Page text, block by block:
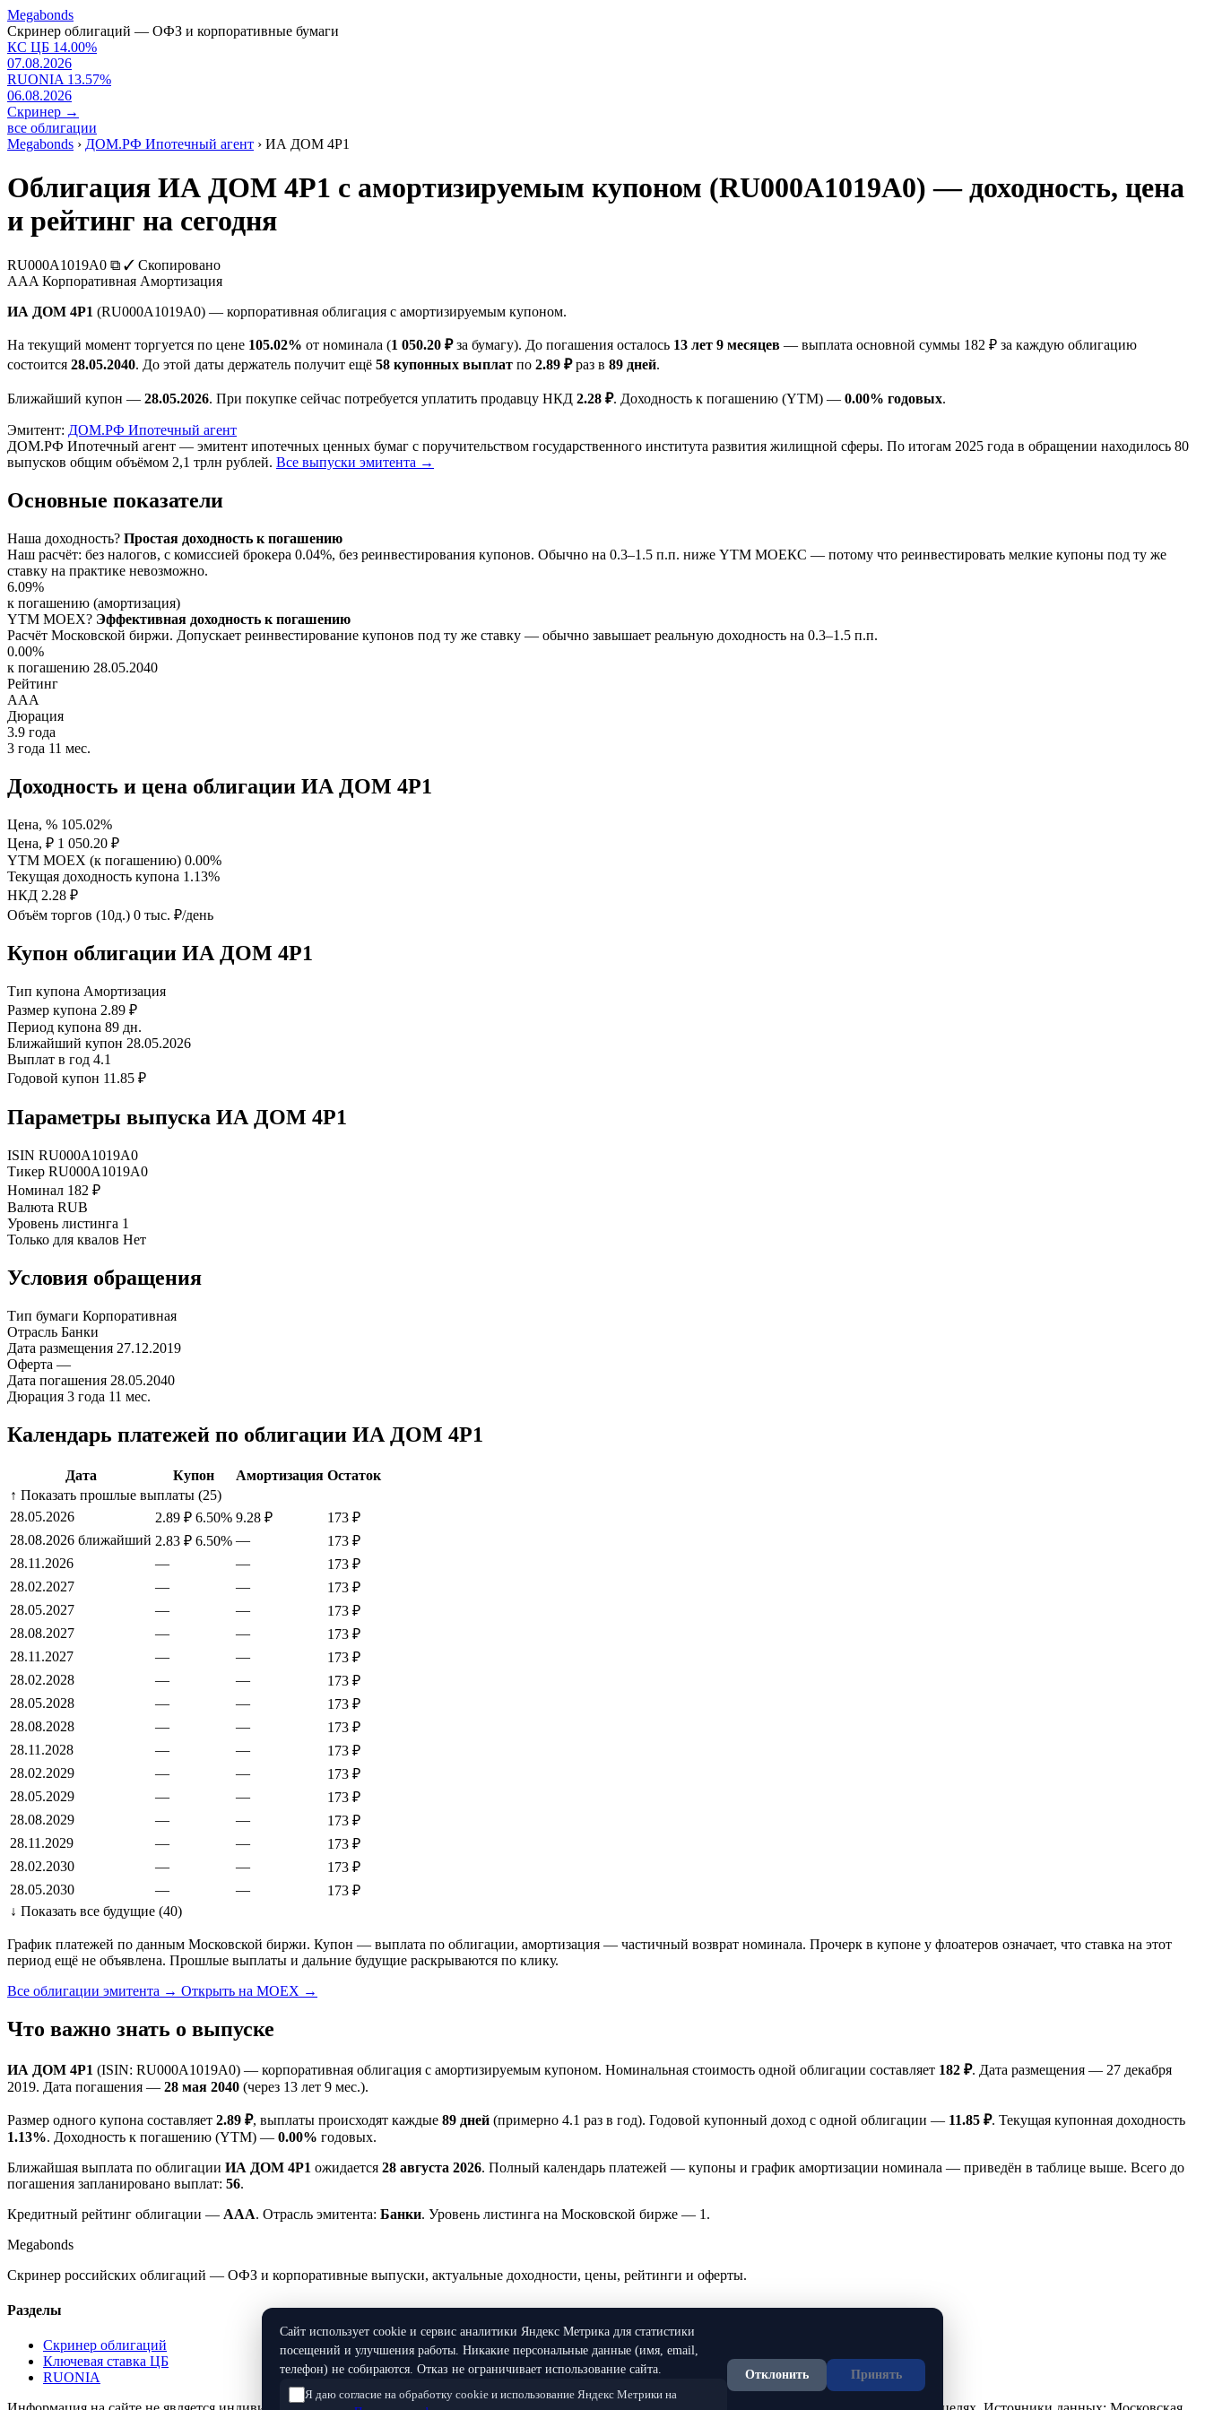
Megabonds
Скринер облигаций — ОФЗ и корпоративные бумаги
КС ЦБ 14.00%
07.08.2026
RUONIA 13.57%
06.08.2026
Скринер →
все облигации
Megabonds › ДОМ.РФ Ипотечный агент › ИА ДОМ 4P1
Облигация ИА ДОМ 4P1 с амортизируемым купоном (RU000A1019A0) — доходность, цена
и рейтинг на сегодня
RU000A1019A0 ⧉ ✓ Скопировано
AAA Корпоративная Амортизация
ИА ДОМ 4P1 (RU000A1019A0) — корпоративная облигация с амортизируемым купоном.
На текущий момент торгуется по цене 105.02% от номинала (1 050.20 ₽за бумагу). До погашения осталось 13 лет 9 месяцев — выплата основной суммы 182 ₽ за каждую облигацию
состоится 28.05.2040. До этой даты держатель получит ещё 58 купонных выплат по 2.89 ₽раз в 89 дней.
Ближайший купон — 28.05.2026. При покупке сейчас потребуется уплатить продавцу НКД 2.28 ₽. Доходность к погашению (YTM) — 0.00% годовых.
Эмитент: ДОМ.РФ Ипотечный агент
ДОМ.РФ Ипотечный агент — эмитент ипотечных ценных бумаг с поручительством государственного института развития жилищной сферы. По итогам 2025 года в обращении находилось 80
выпусков общим объёмом 2,1 трлн рублей. Все выпуски эмитента →
Основные показатели
Наша доходность? Простая доходность к погашению
Наш расчёт: без налогов, с комиссией брокера 0.04%, без реинвестирования купонов. Обычно на 0.3–1.5 п.п. ниже YTM МОЕКС — потому что реинвестировать мелкие купоны под ту же
ставку на практике невозможно.
6.09%
к погашению (амортизация)
YTM MOEX? Эффективная доходность к погашению
Расчёт Московской биржи. Допускает реинвестирование купонов под ту же ставку — обычно завышает реальную доходность на 0.3–1.5 п.п.
0.00%
к погашению 28.05.2040
Рейтинг
AAA
Дюрация
3.9 года
3 года 11 мес.
Доходность и цена облигации ИА ДОМ 4P1
Цена, % 105.02%
Цена, ₽ 1 050.20 ₽
YTM MOEX (к погашению) 0.00%
Текущая доходность купона 1.13%
НКД 2.28 ₽
Объём торгов (10д.) 0 тыс. ₽/день
Купон облигации ИА ДОМ 4P1
Тип купона Амортизация
Размер купона 2.89 ₽
Период купона 89 дн.
Ближайший купон 28.05.2026
Выплат в год 4.1
Годовой купон 11.85 ₽
Параметры выпуска ИА ДОМ 4P1
ISIN RU000A1019A0
Тикер RU000A1019A0
Номинал 182 ₽
Валюта RUB
Уровень листинга 1
Только для квалов Нет
Условия обращения
Тип бумаги Корпоративная
Отрасль Банки
Дата размещения 27.12.2019
Оферта —
Дата погашения 28.05.2040
Дюрация 3 года 11 мес.
Календарь платежей по облигации ИА ДОМ 4P1
Дата Купон Амортизация Остаток
↑ Показать прошлые выплаты (25)
28.05.2026
2.89 ₽ 6.50% 9.28 ₽
173 ₽
28.08.2026 ближайший 2.83 ₽ 6.50% —
173 ₽
28.11.2026
— —
173 ₽
28.02.2027
— —
173 ₽
28.05.2027
— —
173 ₽
28.08.2027
— —
173 ₽
28.11.2027
— —
173 ₽
28.02.2028
— —
173 ₽
28.05.2028
— —
173 ₽
28.08.2028
— —
173 ₽
28.11.2028
— —
173 ₽
28.02.2029
— —
173 ₽
28.05.2029
— —
173 ₽
28.08.2029
— —
173 ₽
28.11.2029
— —
173 ₽
28.02.2030
— —
173 ₽
28.05.2030
— —
173 ₽
↓ Показать все будущие (40)
График платежей по данным Московской биржи. Купон — выплата по облигации, амортизация — частичный возврат номинала. Прочерк в купоне у флоатеров означает, что ставка на этот
период ещё не объявлена. Прошлые выплаты и дальние будущие раскрываются по клику.
Все облигации эмитента → Открыть на MOEX →
Что важно знать о выпуске
ИА ДОМ 4P1 (ISIN: RU000A1019A0) — корпоративная облигация с амортизируемым купоном. Номинальная стоимость одной облигации составляет 182 ₽. Дата размещения — 27 декабря
2019. Дата погашения — 28 мая 2040 (через 13 лет 9 мес.).
Размер одного купона составляет 2.89 ₽, выплаты происходят каждые 89 дней (примерно 4.1 раз в год). Годовой купонный доход с одной облигации — 11.85 ₽. Текущая купонная доходность
1.13%. Доходность к погашению (YTM) — 0.00% годовых.
Ближайшая выплата по облигации ИА ДОМ 4P1 ожидается 28 августа 2026. Полный календарь платежей — купоны и график амортизации номинала — приведён в таблице выше. Всего до
погашения запланировано выплат: 56.
Кредитный рейтинг облигации — AAA. Отрасль эмитента: Банки. Уровень листинга на Московской бирже — 1.
Megabonds
Скринер российских облигаций — ОФЗ и корпоративные выпуски, актуальные доходности, цены, рейтинги и оферты.
Разделы
Скринер облигаций
Ключевая ставка ЦБ
RUONIA
Сайт использует cookie и сервис аналитики Яндекс Метрика для статистики
посещений и улучшения работы. Никакие персональные данные (имя, email,
телефон) не собираются. Отказ не ограничивает использование сайта.
Я даю согласие на обработку cookie и использование Яндекс Метрики на
Отклонить Принять